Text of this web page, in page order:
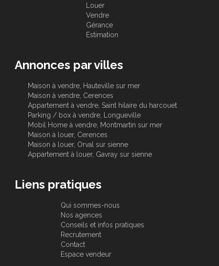
Louer
Vendre
Gérance
Estimation
Annonces par villes
Maison à vendre, Hauteville sur mer
Maison à vendre, Cerences
Appartement à vendre, Saint hilaire du harcouet
Parking / box à vendre, Longueville
Mobil Home à vendre, Montmartin sur mer
Maison à louer, Cerences
Maison à louer, Orval sur sienne
Appartement à louer, Gavray sur sienne
Liens pratiques
Qui sommes-nous
Nos agences
Conseils et infos pratiques
Recrutement
Contact
Espace vendeur